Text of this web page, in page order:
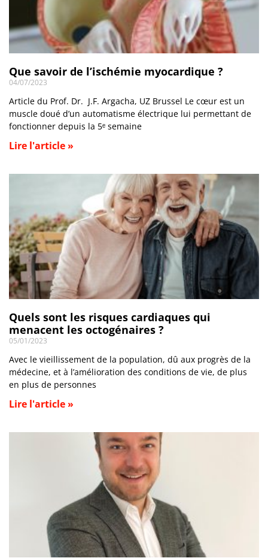
Que savoir de l’ischémie myocardique ?
04/07/2023
Article du Prof. Dr. J.F. Argacha, UZ Brussel Le cœur est un
muscle doué d’un automatisme électrique lui permettant de
fonctionner depuis la 5ᵉ semaine
Lire l'article »
Quels sont les risques cardiaques qui
menacent les octogénaires ?
05/01/2023
Avec le vieillissement de la population, dû aux progrès de la
médecine, et à l’amélioration des conditions de vie, de plus
en plus de personnes
Lire l'article »